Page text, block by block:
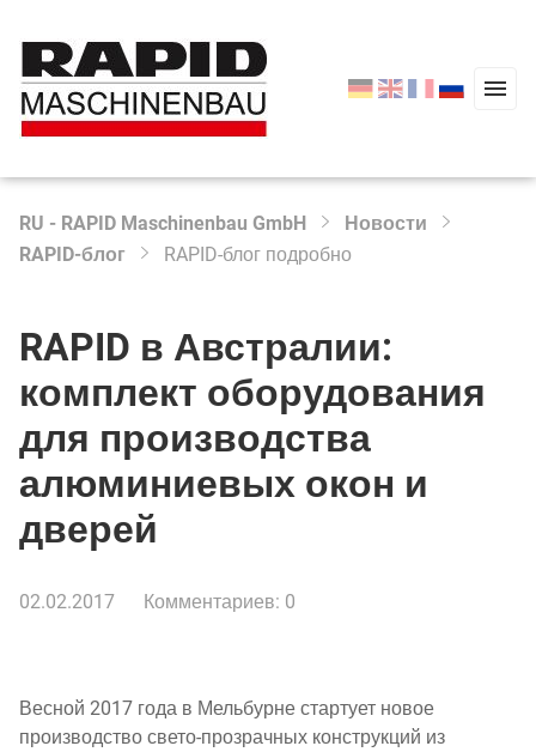
Type 2 or more characters for results.
Начало
Сервис
Контакт
RU - RAPID Maschinenbau GmbH
Новости
RAPID-блог
RAPID-блог подробно
RAPID в Австралии:
комплект оборудования
для производства
алюминиевых окон и
дверей
02.02.2017 Комментариев: 0
Весной 2017 года в Мельбурне стартует новое
производство свето-прозрачных конструкций из